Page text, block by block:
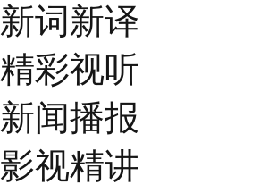
新词新译
精彩视听
新闻播报
影视精讲